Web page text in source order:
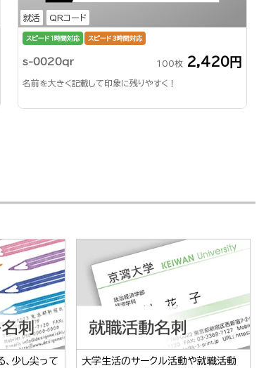
就活 QRコード
スピード1時間対応 スピード3時間対応
s-0020qr 100枚 2,420円
名前を大きく記載して印象に残りやすく！
、少し尖って
大学生活のサークル活動や就職活動